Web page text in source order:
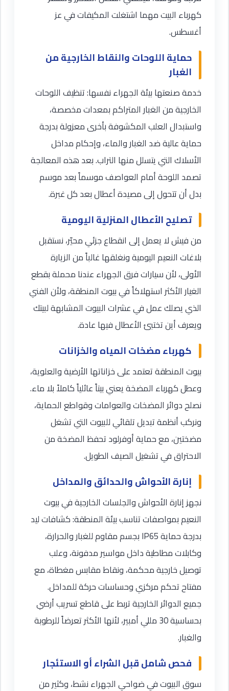
كهرباء البيت مهما اشتغلت المكيفات في عز
أغسطس.
حماية اللوحات والنقاط الخارجية من
الغبار
خدمة صنعتها بيئة الجهراء نفسها: تنظيف اللوحات
الخارجية من الغبار المتراكم بمعدات مخصصة،
واستبدال العلب المكشوفة بأخرى معزولة بدرجة
حماية عالية ضد الغبار والماء، وإحكام مداخل
الأسلاك التي يتسلل منها التراب. بعد هذه المعالجة
تصمد اللوحة أمام العواصف موسماً بعد موسم
بدل أن تتحول إلى مصيدة أعطال بعد كل غبرة.
تصليح الأعطال المنزلية اليومية
من فيش لا يعمل إلى انقطاع جزئي محيّر، نستقبل
بلاغات النعيم اليومية ونغلقها غالباً من الزيارة
الأولى، لأن سيارات فرق الجهراء عندنا محملة بقطع
الغيار الأكثر استهلاكاً في بيوت المنطقة، ولأن الفني
الذي يصلك عمل في عشرات البيوت المشابهة لبيتك
ويعرف أين تختبئ الأعطال فيها عادة.
كهرباء مضخات المياه والخزانات
بيوت المنطقة تعتمد على خزاناتها الأرضية والعلوية،
وعطل كهرباء المضخة يعني بيتاً عائلياً كاملاً بلا ماء.
نصلح دوائر المضخات والعوامات وقواطع الحماية،
ونركب أنظمة تبديل تلقائي للبيوت التي تشغل
مضختين، مع حماية أوفرلود تحفظ المضخة من
الاحتراق في تشغيل الصيف الطويل.
إنارة الأحواش والحدائق والمداخل
نجهز إنارة الأحواش والجلسات الخارجية في بيوت
النعيم بمواصفات تناسب بيئة المنطقة: كشافات ليد
بدرجة حماية IP65 بجسم مقاوم للغبار والحرارة،
وكابلات مطاطية داخل مواسير مدفونة، وعلب
توصيل خارجية محكمة، ونقاط مقابس مغطاة، مع
مفتاح تحكم مركزي وحساسات حركة للمداخل.
جميع الدوائر الخارجية تربط على قاطع تسريب أرضي
بحساسية 30 مللي أمبير، لأنها الأكثر تعرضاً للرطوبة
والغبار.
فحص شامل قبل الشراء أو الاستئجار
سوق البيوت في ضواحي الجهراء نشط، وكثير من